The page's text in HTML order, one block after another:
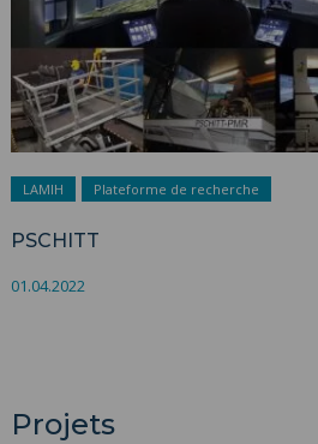
LAMIH Plateforme de recherche
PSCHITT
01.04.2022
Projets